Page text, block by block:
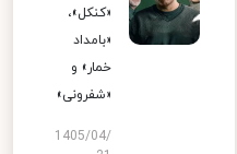
«کنکل»،
«بامداد
خمار» و
«شفرونی»
1405/04/